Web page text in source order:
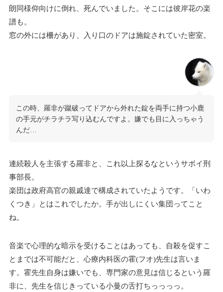
朗同様仰向けに倒れ、死んでいました。そこには彼岸花の楽
譜も。
窓の外には柵があり、入り口のドアは施錠されていた密室。
この時、羅非が蹴破ってドアから外れた錠を両手に持つ小鹿
の手元がチラチラ写り込むんですよ。嫌でも目に入っちゃう
んだ…
連続殺人を主張する羅非と、これ以上探るなというサボイ刑
事部長。
楽団は政府高官の親戚達で構成されていたようです。「いわ
くつき」とはこれでしたか。手が出しにくい集団ってこと
ね。
音楽で心理的な暗示を受けることはあっても、自殺を促すこ
とまでは不可能だと、心療内科医の霍(フオ)先生は言いま
す。霍先生自身は嫌いでも、専門家の意見は信じるという羅
非に、先生を信じきっている小曼の舌打ちっっっっ。